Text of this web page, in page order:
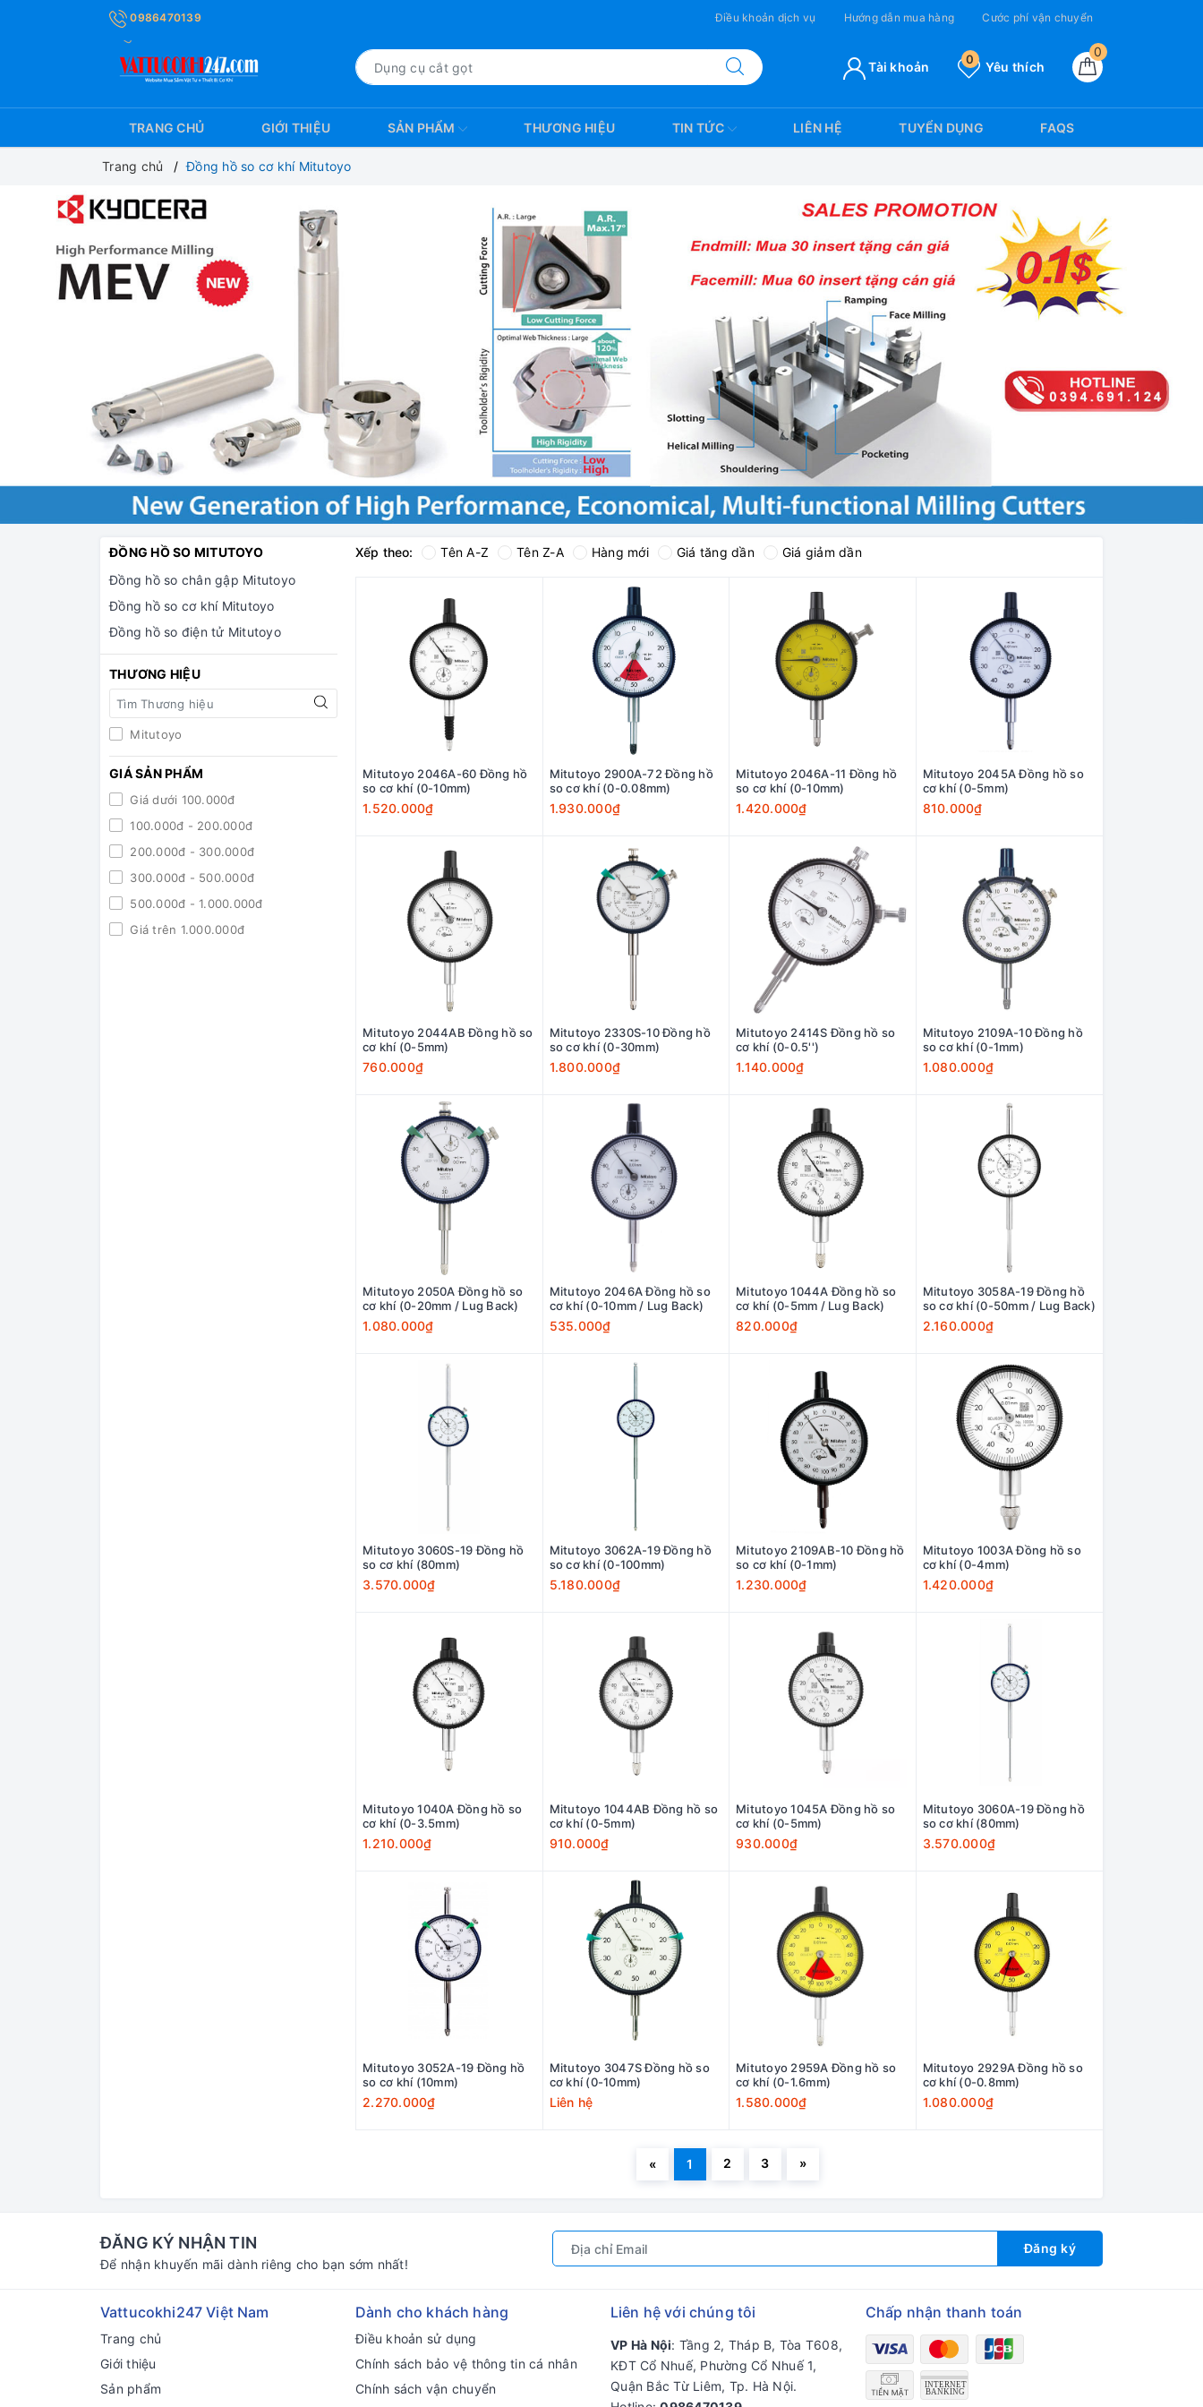
0986470139 Điều khoản dịch vụ Hướng dẫn mua hàng Cước phí vận chuyển
0
Yêu thích
0
Tài khoản
TRANG CHỦ GIỚI THIỆU SẢN PHẨM THƯƠNG HIỆU TIN TỨC LIÊN HỆ TUYỂN DỤNG FAQS
Trang chủ Đồng hồ so cơ khí Mitutoyo
ĐỒNG HỒ SO MITUTOYO
Đồng hồ so chân gập Mitutoyo
Đồng hồ so cơ khí Mitutoyo
Đồng hồ so điện tử Mitutoyo
THƯƠNG HIỆU
Mitutoyo
GIÁ SẢN PHẨM
Giá dưới 100.000đ
100.000đ - 200.000đ
200.000đ - 300.000đ
300.000đ - 500.000đ
500.000đ - 1.000.000đ
Giá trên 1.000.000đ
Xếp theo: Tên A-Z Tên Z-A Hàng mới Giá tăng dần Giá giảm dần
Mitutoyo 2046A-60 Đồng hồ
so cơ khí (0-10mm)
1.520.000₫
Mitutoyo 2900A-72 Đồng hồ
so cơ khí (0-0.08mm)
1.930.000₫
Mitutoyo 2046A-11 Đồng hồ
so cơ khí (0-10mm)
1.420.000₫
Mitutoyo 2045A Đồng hồ so
cơ khí (0-5mm)
810.000₫
Mitutoyo 2044AB Đồng hồ so
cơ khí (0-5mm)
760.000₫
Mitutoyo 2330S-10 Đồng hồ
so cơ khí (0-30mm)
1.800.000₫
Mitutoyo 2414S Đồng hồ so
cơ khí (0-0.5'')
1.140.000₫
Mitutoyo 2109A-10 Đồng hồ
so cơ khí (0-1mm)
1.080.000₫
Mitutoyo 2050A Đồng hồ so
cơ khí (0-20mm / Lug Back)
1.080.000₫
Mitutoyo 2046A Đồng hồ so
cơ khí (0-10mm / Lug Back)
535.000₫
Mitutoyo 1044A Đồng hồ so
cơ khí (0-5mm / Lug Back)
820.000₫
Mitutoyo 3058A-19 Đồng hồ
so cơ khí (0-50mm / Lug Back)
2.160.000₫
Mitutoyo 3060S-19 Đồng hồ
so cơ khí (80mm)
3.570.000₫
Mitutoyo 3062A-19 Đồng hồ
so cơ khí (0-100mm)
5.180.000₫
Mitutoyo 2109AB-10 Đồng hồ
so cơ khí (0-1mm)
1.230.000₫
Mitutoyo 1003A Đồng hồ so
cơ khí (0-4mm)
1.420.000₫
Mitutoyo 1040A Đồng hồ so
cơ khí (0-3.5mm)
1.210.000₫
Mitutoyo 1044AB Đồng hồ so
cơ khí (0-5mm)
910.000₫
Mitutoyo 1045A Đồng hồ so
cơ khí (0-5mm)
930.000₫
Mitutoyo 3060A-19 Đồng hồ
so cơ khí (80mm)
3.570.000₫
Mitutoyo 3052A-19 Đồng hồ
so cơ khí (10mm)
2.270.000₫
Mitutoyo 3047S Đồng hồ so
cơ khí (0-10mm)
Liên hệ
Mitutoyo 2959A Đồng hồ so
cơ khí (0-1.6mm)
1.580.000₫
Mitutoyo 2929A Đồng hồ so
cơ khí (0-0.8mm)
1.080.000₫
« 1 2 3 »
ĐĂNG KÝ NHẬN TIN
Để nhận khuyến mãi dành riêng cho bạn sớm nhất!
Đăng ký
Vattucokhi247 Việt Nam
Trang chủ
Giới thiệu
Sản phẩm
Dành cho khách hàng
Điều khoản sử dụng
Chính sách bảo vệ thông tin cá nhân
Chính sách vận chuyển
Liên hệ với chúng tôi
VP Hà Nội: Tầng 2, Tháp B, Tòa T608,
KĐT Cổ Nhuế, Phường Cổ Nhuế 1,
Quận Bắc Từ Liêm, Tp. Hà Nội.
Chấp nhận thanh toán